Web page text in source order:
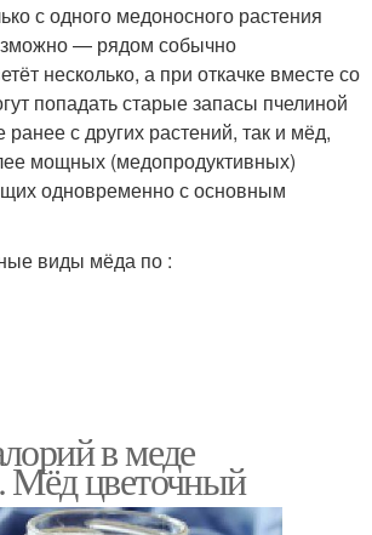
с одного медоносного растения
— рядом собычно
несколько, а при откачке вместе со
попадать старые запасы пчелиной
с других растений, так и мёд,
мощных (медопродуктивных)
одновременно с основным
виды мёда по :
в меде
Мёд цветочный